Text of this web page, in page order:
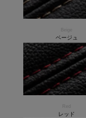
ベージュ
Red
レッド